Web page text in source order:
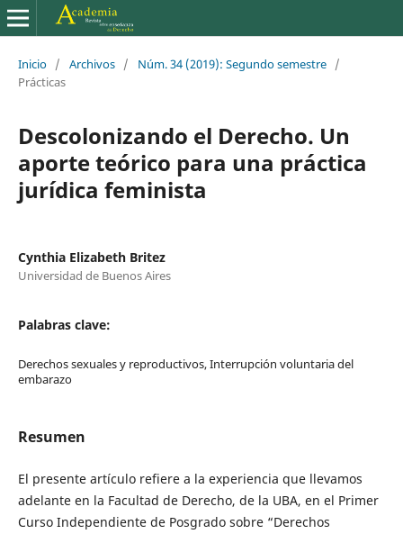
Inicio / Archivos / Núm. 34 (2019): Segundo semestre /
Prácticas
Descolonizando el Derecho. Un
aporte teórico para una práctica
jurídica feminista
Cynthia Elizabeth Britez
Universidad de Buenos Aires
Palabras clave:
Derechos sexuales y reproductivos, Interrupción voluntaria del
embarazo
Resumen
El presente artículo refiere a la experiencia que llevamos
adelante en la Facultad de Derecho, de la UBA, en el Primer
Curso Independiente de Posgrado sobre “Derechos